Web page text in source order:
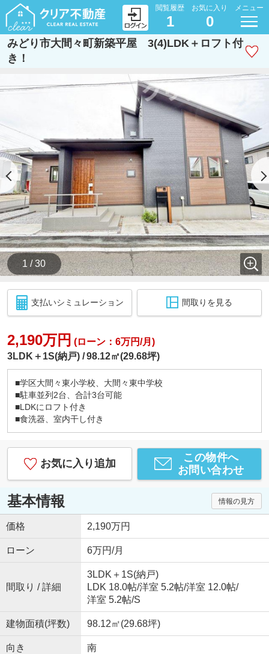
閲覧履歴
1
お気に入り
0
メニュー
みどり市大間々町新築平屋 3(4)LDK＋ロフト付
き！
1 / 30
支払いシミュレーション 間取りを見る
2,190万円 (ローン：6万円/月)
3LDK＋1S(納戸)
98.12㎡(29.68坪)
■学区大間々東小学校、大間々東中学校
■駐車並列2台、合計3台可能
■LDKにロフト付き
■食洗器、室内干し付き
お気に入り追加
この物件へ
お問い合わせ
基本情報 情報の見方
価格 2,190万円
ローン 6万円/月
間取り / 詳細
3LDK＋1S(納戸)
LDK 18.0帖/洋室 5.2帖/洋室 12.0帖/
洋室 5.2帖/S
建物面積(坪数) 98.12㎡(29.68坪)
向き 南